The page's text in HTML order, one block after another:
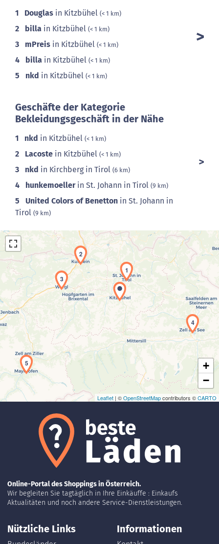
1 Douglas in Kitzbühel (< 1 km)
2 billa in Kitzbühel (< 1 km)
3 mPreis in Kitzbühel (< 1 km)
4 billa in Kitzbühel (< 1 km)
5 nkd in Kitzbühel (< 1 km)
Geschäfte der Kategorie
Bekleidungsgeschäft in der Nähe
1 nkd in Kitzbühel (< 1 km)
2 Lacoste in Kitzbühel (< 1 km)
3 nkd in Kirchberg in Tirol (6 km)
4 hunkemoellerin St. Johann in Tirol (9 km)
5 United Colors of Benetton in St. Johann in
Tirol (9 km)
Laden der Karte...
1
2
3
4
5
+
−
Leaflet | ©OpenStreetMapcontributors ©CARTO
Online-Portal des Shoppings in Österreich.
Wir begleiten Sie tagtäglich in Ihre Einkäuffe : Einkaufs
Aktualitäten und noch andere Service-Dienstleistungen.
Nützliche Links Informationen